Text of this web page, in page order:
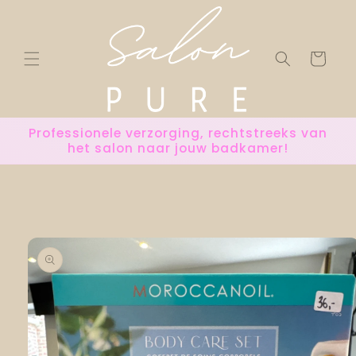
Winkelwagen
Professionele verzorging, rechtstreeks van
het salon naar jouw badkamer!
direct naar